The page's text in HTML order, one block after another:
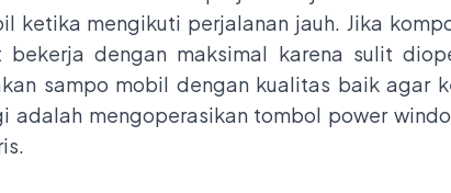
ketika mengikuti perjalanan jauh. Jika
dengan maksimal karena sulit
sampo mobil dengan kualitas baik agar
mengoperasikan tombol power